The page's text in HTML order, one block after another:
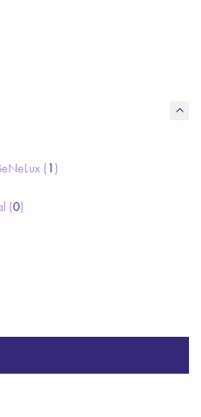
(1)
(0)